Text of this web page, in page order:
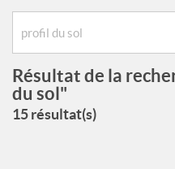
Résultat de la
du sol"
15 résultat(s)